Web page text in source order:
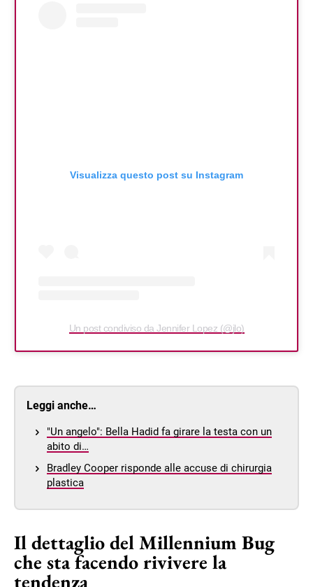
Visualizza questo post su Instagram
Un post condiviso da Jennifer Lopez (@jlo)
Leggi anche…
"Un angelo": Bella Hadid fa girare la testa con un
abito di…
Bradley Cooper risponde alle accuse di chirurgia
plastica
Il dettaglio del Millennium Bug
che sta facendo rivivere la
tendenza